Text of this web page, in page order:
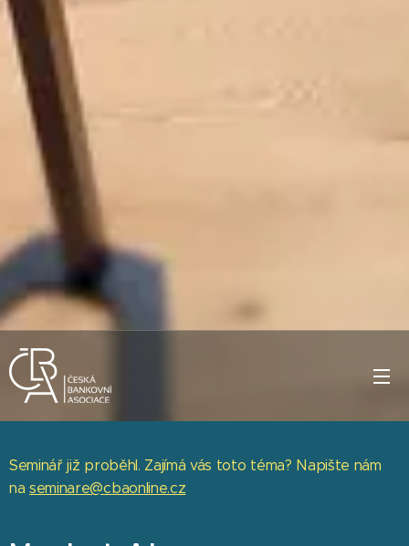
Seminář již proběhl. Zajímá vás toto téma? Napište nám
naseminare@cbaonline.cz